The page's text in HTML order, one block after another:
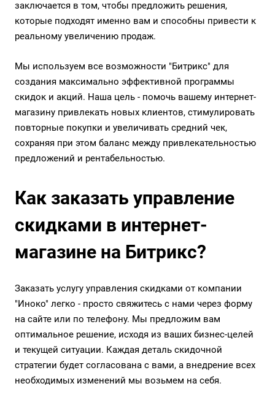
заключается в том, чтобы предложить решения,
которые подходят именно вам и способны привести к
реальному увеличению продаж.
Мы используем все возможности "Битрикс" для
создания максимально эффективной программы
скидок и акций. Наша цель - помочь вашему интернет-
магазину привлекать новых клиентов, стимулировать
повторные покупки и увеличивать средний чек,
сохраняя при этом баланс между привлекательностью
предложений и рентабельностью.
Как заказать управление
скидками в интернет-
магазине на Битрикс?
Заказать услугу управления скидками от компании
"Иноко" легко - просто свяжитесь с нами через форму
на сайте или по телефону. Мы предложим вам
оптимальное решение, исходя из ваших бизнес-целей
и текущей ситуации. Каждая деталь скидочной
стратегии будет согласована с вами, а внедрение всех
необходимых изменений мы возьмем на себя.